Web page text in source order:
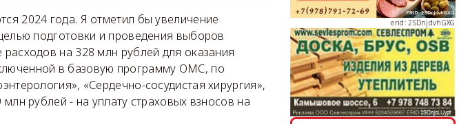
2024 года. Я отметил бы увеличение
подготовки и проведения выборов
на 328 млн рублей для оказания
в базовую программу ОМС, по
«Сердечно-сосудистая хирургия»,
рублей - на уплату страховых взносов на
erid: 2SDnjdvhGXG
erid: 2SDnjcLUypt